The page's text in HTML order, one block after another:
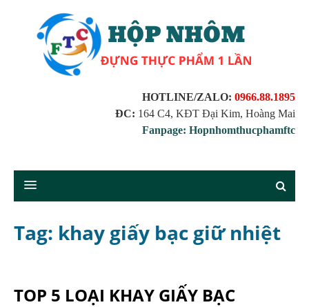
HOTLINE/ZALO: 0966.88.1895
ĐC: 164 C4, KĐT Đại Kim, Hoàng Mai
Fanpage: Hopnhomthucphamftc
Tag: khay giấy bạc giữ nhiệt
TOP 5 LOẠI KHAY GIẤY BẠC